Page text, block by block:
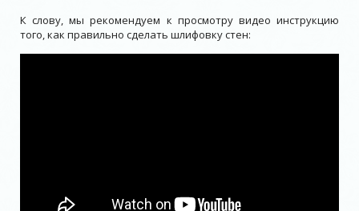
К слову, мы рекомендуем к просмотру видео инструкцию
того, как правильно сделать шлифовку стен: